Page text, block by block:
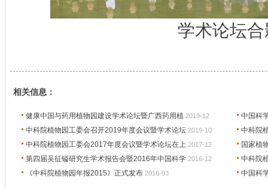
学术论坛
相关信息：
健康中国与药用植物园建设学术论坛暨广西药用植 2019-12
中国科
中科院植物园工委会召开2019年度会议暨学术论坛 2019-10
中科院
中科院植物园工委会2017年度会议暨学术论坛在上 2017-12
国家植
第四届吴征镒研究生学术报告会暨2016年中国科学 2016-12
中科院
《中科院植物园年报2015》正式发布 2016-03 中国科